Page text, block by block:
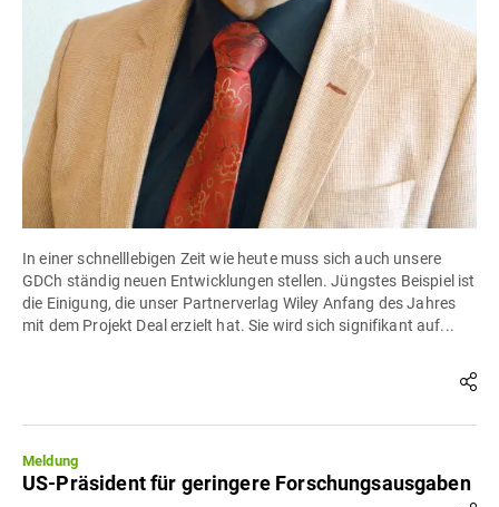
In einer schnelllebigen Zeit wie heute muss sich auch unsere
GDCh ständig neuen Entwicklungen stellen. Jüngstes Beispiel ist
die Einigung, die unser Partnerverlag Wiley Anfang des Jahres
mit dem Projekt Deal erzielt hat. Sie wird sich signifikant auf...
Meldung
US-Präsident für geringere Forschungsausgaben